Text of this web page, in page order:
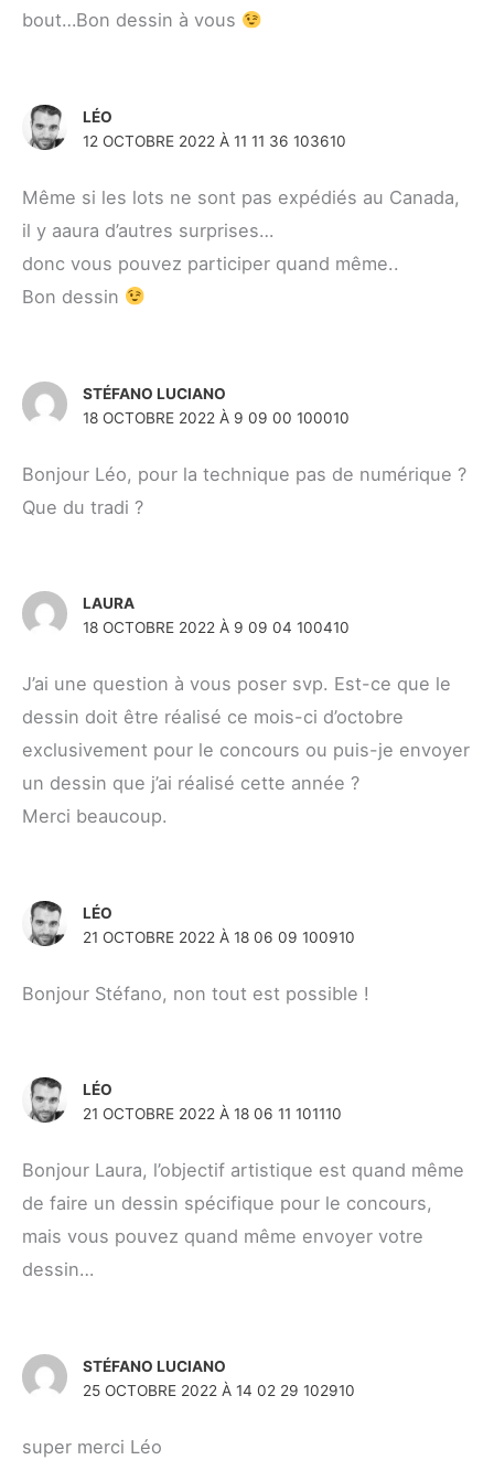
bout…Bon dessin à vous
LÉO
12 OCTOBRE 2022 À 11 11 36 103610
Même si les lots ne sont pas expédiés au Canada,
il y aaura d’autres surprises…
donc vous pouvez participer quand même..
Bon dessin
STÉFANO LUCIANO
18 OCTOBRE 2022 À 9 09 00 100010
Bonjour Léo, pour la technique pas de numérique ?
Que du tradi ?
LAURA
18 OCTOBRE 2022 À 9 09 04 100410
J’ai une question à vous poser svp. Est-ce que le
dessin doit être réalisé ce mois-ci d’octobre
exclusivement pour le concours ou puis-je envoyer
un dessin que j’ai réalisé cette année ?
Merci beaucoup.
LÉO
21 OCTOBRE 2022 À 18 06 09 100910
Bonjour Stéfano, non tout est possible !
LÉO
21 OCTOBRE 2022 À 18 06 11 101110
Bonjour Laura, l’objectif artistique est quand même
de faire un dessin spécifique pour le concours,
mais vous pouvez quand même envoyer votre
dessin…
STÉFANO LUCIANO
25 OCTOBRE 2022 À 14 02 29 102910
super merci Léo